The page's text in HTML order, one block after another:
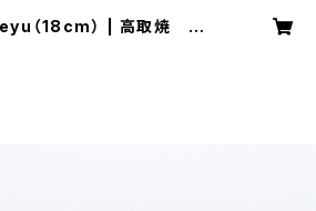
（18cm） | 高取焼 鬼